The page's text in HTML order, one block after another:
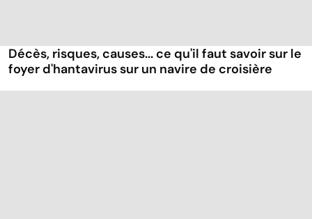
Décès, risques, causes... ce qu'il faut savoir sur le
foyer d'hantavirus sur un navire de croisière